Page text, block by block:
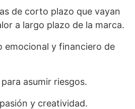
de corto plazo que vayan
a largo plazo de la marca.
emocional y financiero de
asumir riesgos.
y creatividad.